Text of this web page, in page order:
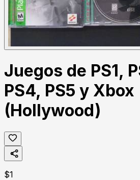
Juegos de PS1,
PS4, PS5 y Xbox
(Hollywood)
$1